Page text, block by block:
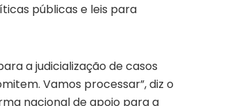
públicas e leis para
a judicialização de casos
Vamos processar”, diz o
nacional de apoio para a